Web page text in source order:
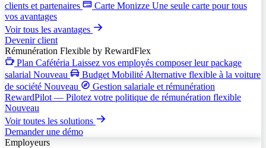
clients et partenaires
Carte Monizze Une seule carte pour tous
vos avantages
Voir tous les avantages
Devenir client
Rémunération Flexible by RewardFlex
Plan Cafétéria Laissez vos employés composer leur package
salarial Nouveau Budget Mobilité Alternative flexible à la voiture
de société Nouveau
Gestion salariale et rémunération
RewardPilot — Pilotez votre politique de rémunération flexible
Nouveau
Voir toutes les solutions
Demander une démo
Employeurs